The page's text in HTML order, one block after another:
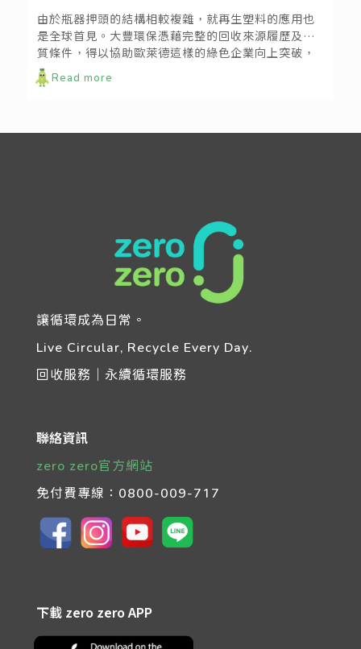
由於瓶器押頭的結構相較複雜，就再生塑料的應用也
是全球首見。大豐環保憑藉完整的回收來源履歷及品
質條件，得以協助歐萊德這樣的綠色企業向上突破，
使產品創新升級。
Read more
讓循環成為日常。
Live Circular, Recycle Every Day.
回收服務｜永續循環服務
聯絡資訊
zero zero官方網站
免付費專線： 0800-009-717
下載 zero zero APP